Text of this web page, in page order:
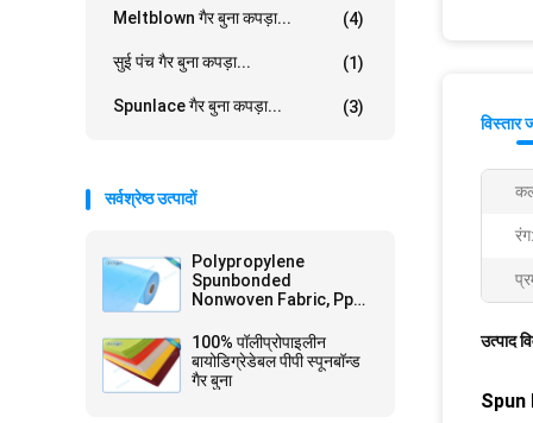
Meltblown गैर बुना कपड़ा... (4)
सुई पंच गैर बुना कपड़ा... (1)
Spunlace गैर बुना कपड़ा... (3)
सर्वश्रेष्ठ उत्पादों
Polypropylene
Spunbonded
Nonwoven Fabric, Pp
Nonwoven Spunbond
100% पॉलीप्रोपाइलीन
बायोडिग्रेडेबल पीपी स्पूनबॉन्ड
गैर बुना
विस्तार
उत्पाद
Spun